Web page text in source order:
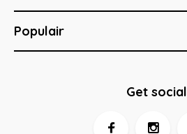
Populair
Get social